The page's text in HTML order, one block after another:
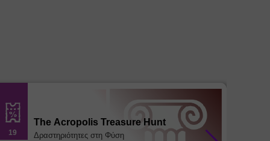
19
The Acropolis Treasure Hunt
Δραστηριότητες στη Φύση